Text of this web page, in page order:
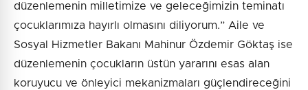
düzenlemenin milletimize ve geleceğimizin teminatı
çocuklarımıza hayırlı olmasını diliyorum.” Aile ve
Sosyal Hizmetler Bakanı Mahinur Özdemir Göktaş ise
düzenlemenin çocukların üstün yararını esas alan
koruyucu ve önleyici mekanizmaları güçlendireceğini